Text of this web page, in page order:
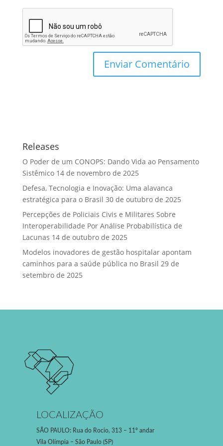
Releases
O Poder de um CONOPS: Dando Vida ao Pensamento
Sistêmico 14 de novembro de 2025
Defesa, Tecnologia e Inovação: Uma alavanca
estratégica para o Brasil 30 de outubro de 2025
Percepções de Policiais Civis e Militares Sobre
Interoperabilidade Por Análise Probabilística de
Lacunas 14 de outubro de 2025
Modelos inovadores de gestão hospitalar apontam
caminhos para a saúde pública no Brasil 29 de
setembro de 2025
LOCALIZAÇÃO
SÃO PAULO: Rua do Rocio, 313 – 11º andar
Vila Olímpia – São Paulo (SP)